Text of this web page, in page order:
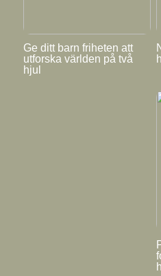
Ge ditt barn friheten att
utforska världen på två
hjul